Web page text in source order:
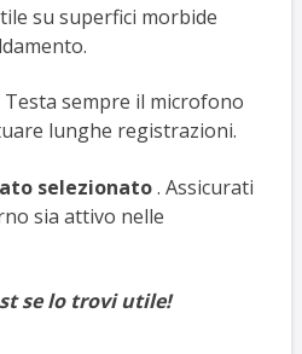
su superfici morbide
Testa sempre il microfono
lunghe registrazioni.
selezionato. Assicurati
sia attivo nelle
se lo trovi utile!